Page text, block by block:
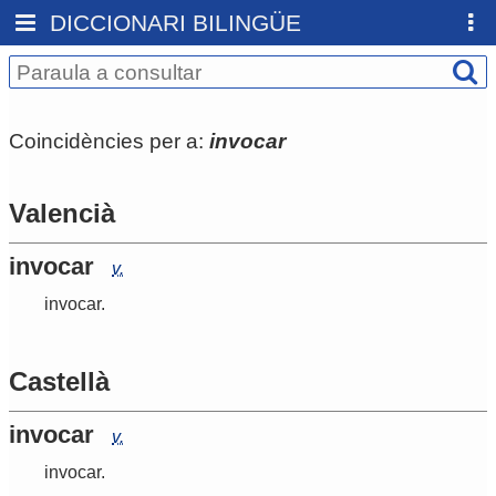
DICCIONARI BILINGÜE
Coincidències per a: invocar
Valencià
invocar
v.
invocar.
Castellà
invocar
v.
invocar.